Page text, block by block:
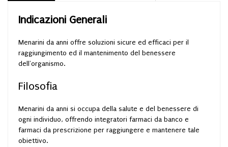
Indicazioni Generali
Menarini da anni offre soluzioni sicure ed efficaci per il
raggiungimento ed il mantenimento del benessere
dell'organismo.
Filosofia
Menarini da anni si occupa della salute e del benessere di
ogni individuo, offrendo integratori farmaci da banco e
farmaci da prescrizione per raggiungere e mantenere tale
obiettivo.